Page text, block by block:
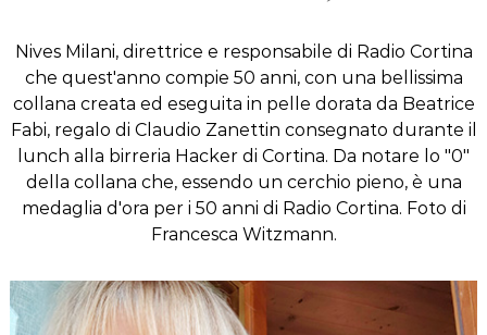
Nives Milani, direttrice e responsabile di Radio Cortina
che quest'anno compie 50 anni, con una bellissima
collana creata ed eseguita in pelle dorata da Beatrice
Fabi, regalo di Claudio Zanettin consegnato durante il
lunch alla birreria Hacker di Cortina. Da notare lo "0"
della collana che, essendo un cerchio pieno, è una
medaglia d'ora per i 50 anni di Radio Cortina. Foto di
Francesca Witzmann.